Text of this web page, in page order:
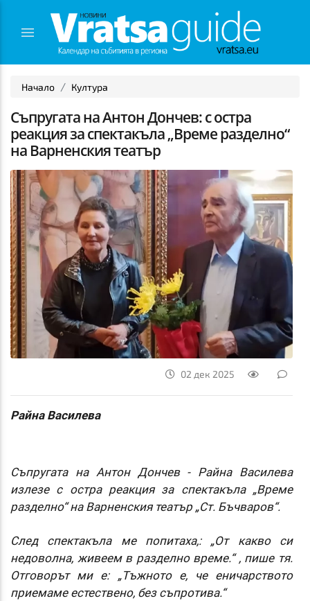
Начало Култура
Съпругата на Антон Дончев: с остра
реакция за спектакъла „Време разделно“
на Варненския театър
02 дек 2025
Райна Василева
Съпругата на Антон Дончев - Райна Василева
излезе с остра реакция за спектакъла „Време
разделно“ на Варненския театър„Ст. Бъчваров“.
След спектакъла ме попитаха,: „От какво си
недоволна, живеем в разделно време.“ , пише тя.
Отговорът ми е: „Тъжното е, че еничарството
приемаме естествено, без съпротива.“